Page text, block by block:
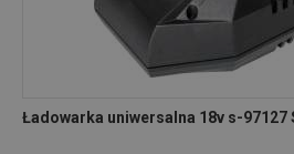
Ładowarka uniwersalna 18v s-97127